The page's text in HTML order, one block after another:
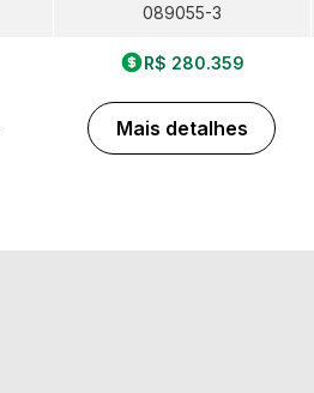
089055-3
R$ 280.359
Mais detalhes